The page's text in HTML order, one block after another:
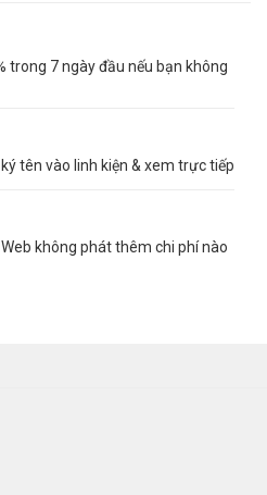
trong 7 ngày đầu nếu bạn không
tên vào linh kiện & xem trực tiếp
không phát thêm chi phí nào